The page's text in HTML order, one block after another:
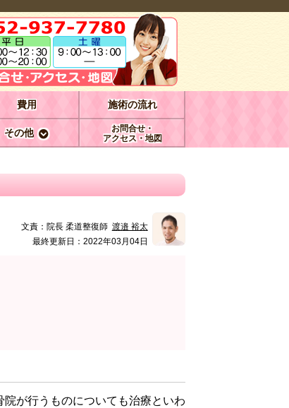
費用 施術の流れ
その他
お問合せ・
アクセス・地図
文責： 院長 柔道整復師 渡邉 裕太
最終更新日：2022年03月04日
が行うものについても治療といわ